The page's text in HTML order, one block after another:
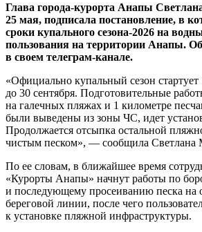
Глава города-курорта Анапы
25 мая, подписала постановление, в
сроки купального сезона-2026 на
пользования на территории Анапы.
в своем телеграм-канале.
«Официально купальный сезон
до 30 сентября. Подготовительные
на галечных пляжах и 1 километре
были выведены из зоны ЧС, идет
Продолжается отсыпка остальной
чистым песком», — сообщила Светлана
По ее словам, в ближайшее время
«Курорты Анапы» начнут работы по
и последующему просеиванию песка на
береговой линии, после чего
к установке пляжной инфраструктуры.